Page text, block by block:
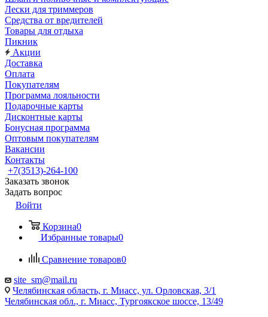
Лески для триммеров
Средства от вредителей
Товары для отдыха
Пикник
Акции
Доставка
Оплата
Покупателям
Программа лояльности
Подарочные карты
Дисконтные карты
Бонусная программа
Оптовым покупателям
Вакансии
Контакты
+7(3513)-264-100
Заказать звонок
Задать вопрос
Войти
Корзина0
Избранные товары0
Сравнение товаров0
site_sm@mail.ru
Челябинская область, г. Миасс, ул. Орловская, 3/1
Челябинская обл., г. Миасс, Тургоякское шоссе, 13/49